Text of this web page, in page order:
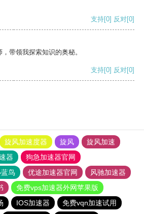
支持[0] 反对[0]
带领我探索知识的奥秘。
支持[0] 反对[0]
旋风加速度器 旋风
旋风加速
器
狗急加速器官网
鸟 优途加速器官网
风驰加速器
免费vps加速器外网苹果版
IOS加速器 免费vqn加速试用